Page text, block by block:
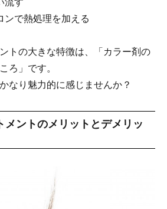
流す
ンで熱処理を加える
トの大きな特徴は、「カラー剤の
ろ」です。
なり魅力的に感じませんか？
メントのメリットとデメリッ